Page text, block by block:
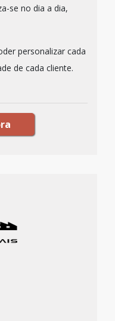
se no dia a dia,
personalizar cada
de cada cliente.